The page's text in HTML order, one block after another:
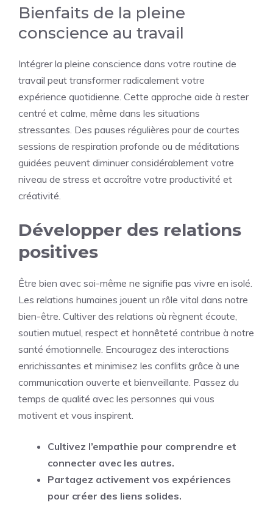
Bienfaits de la pleine
conscience au travail
Intégrer la pleine conscience dans votre routine de
travail peut transformer radicalement votre
expérience quotidienne. Cette approche aide à rester
centré et calme, même dans les situations
stressantes. Des pauses régulières pour de courtes
sessions de respiration profonde ou de méditations
guidées peuvent diminuer considérablement votre
niveau de stress et accroître votre productivité et
créativité.
Développer des relations
positives
Être bien avec soi-même ne signifie pas vivre en isolé.
Les relations humaines jouent un rôle vital dans notre
bien-être. Cultiver des relations où règnent écoute,
soutien mutuel, respect et honnêteté contribue à notre
santé émotionnelle. Encouragez des interactions
enrichissantes et minimisez les conflits grâce à une
communication ouverte et bienveillante. Passez du
temps de qualité avec les personnes qui vous
motivent et vous inspirent.
Cultivez l’empathie pour comprendre et
connecter avec les autres.
Partagez activement vos expériences
pour créer des liens solides.